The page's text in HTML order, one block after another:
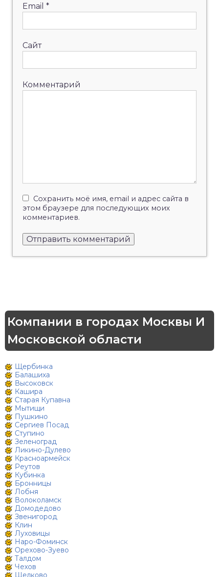
Email *
Сайт
Комментарий
Сохранить моё имя, email и адрес сайта в
этом браузере для последующих моих
комментариев.
Компании в городах Москвы И
Московской области
Щербинка
Балашиха
Высоковск
Кашира
Старая Купавна
Мытищи
Пушкино
Сергиев Посад
Ступино
Зеленоград
Ликино-Дулево
Красноармейск
Реутов
Кубинка
Бронницы
Лобня
Волоколамск
Домодедово
Звенигород
Клин
Луховицы
Наро-Фоминск
Орехово-Зуево
Талдом
Чехов
Щелково